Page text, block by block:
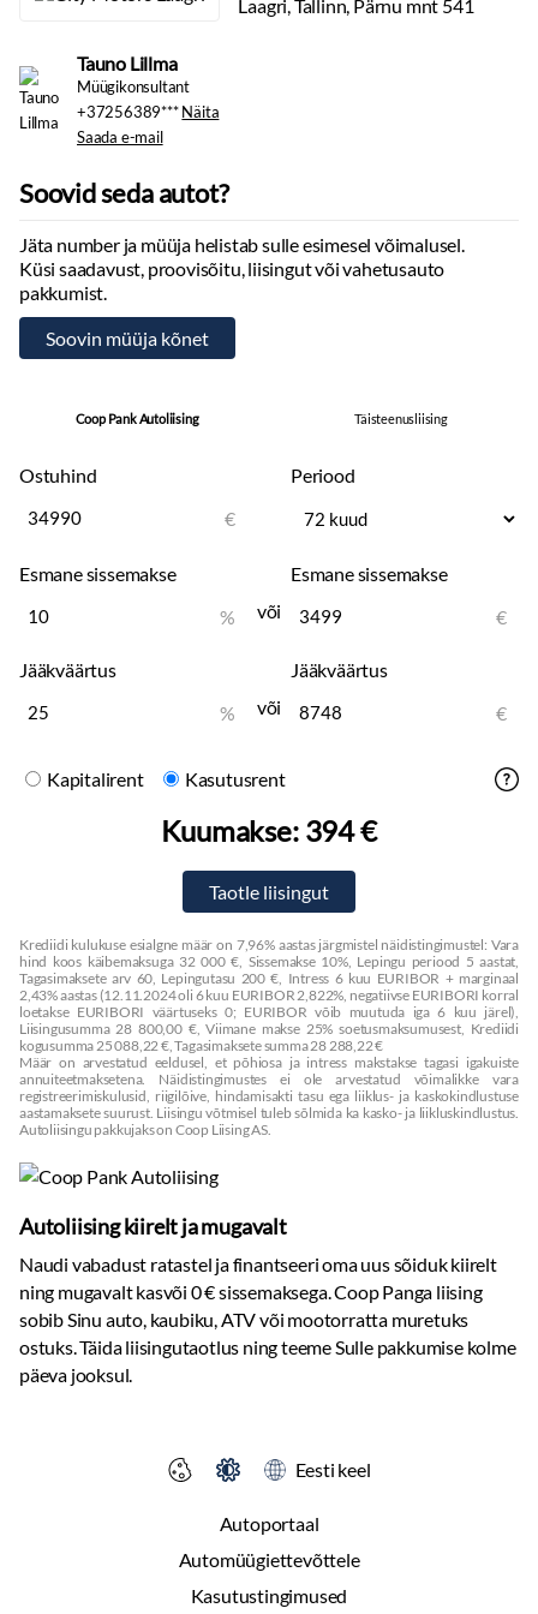
Kinnine eraldussein kabiini ja kaubaruumi vahel + kaassõitja iste
Aknata tagumine küljepaneel
Koormakinnitusaasad kaubaruumi külgmistes seintes
Elektrilised, soojendusega, kokkuklapitavad küljepeeglid
Suletav laegas armatuuris, kroomitud disainielemendid
EASY LIFE liikuv kindalaegas
Mehaaniline kliimaseade salongi esiosas
Must-hall kangas polster
Suletav panipaik armatuurlaual
Tehniline nõue
DECO MEDIUM pakett: kroomitud esivõre, kere värvi taganurgad,
Aknata vasakpoolne kesmine küljepaneel
Aknata parempoolne liuguks
180° avanevad akendeta tagauksed
Laagri, Tallinn, Pärnu mnt 541
Tauno Lillma
Müügikonsultant
+37256389***Näita
Saada e-mail
Soovid seda autot?
Jäta number ja müüja helistab sulle esimesel võimalusel.
Küsi saadavust, proovisõitu, liisingut või vahetusauto
pakkumist.
Coop Pank Autoliising Täisteenusliising
Ostuhind
€
Periood
Esmane sissemakse
%
või
Esmane sissemakse
€
Jääkväärtus
%
või
Jääkväärtus
€
Kapitalirent Kasutusrent
Kuumakse: 394 €
Krediidi kulukuse esialgne määr on 7,96% aastas järgmistel näidistingimustel: Vara
hind koos käibemaksuga 32 000 €, Sissemakse 10%, Lepingu periood 5 aastat,
Tagasimaksete arv 60, Lepingutasu 200 €, Intress 6 kuu EURIBOR + marginaal
2,43% aastas (12.11.2024 oli 6 kuu EURIBOR 2,822%, negatiivse EURIBORI korral
loetakse EURIBORI väärtuseks 0; EURIBOR võib muutuda iga 6 kuu järel),
Liisingusumma 28 800,00 €, Viimane makse 25% soetusmaksumusest, Krediidi
kogusumma 25 088,22 €, Tagasimaksete summa 28 288,22 €
Määr on arvestatud eeldusel, et põhiosa ja intress makstakse tagasi igakuiste
annuiteetmaksetena. Näidistingimustes ei ole arvestatud võimalikke vara
registreerimiskulusid, riigilõive, hindamisakti tasu ega liiklus- ja kaskokindlustuse
aastamaksete suurust. Liisingu võtmisel tuleb sõlmida ka kasko- ja liikluskindlustus.
Autoliisingu pakkujaks on Coop Liising AS.
Autoliising kiirelt ja mugavalt
Naudi vabadust ratastel ja finantseeri oma uus sõiduk kiirelt
ning mugavalt kasvõi 0 € sissemaksega. Coop Panga liising
sobib Sinu auto, kaubiku, ATV või mootorratta muretuks
ostuks. Täida liisingutaotlus ning teeme Sulle pakkumise kolme
päeva jooksul.
Autoportaal
Automüügiettevõttele
Kasutustingimused
Eesti keel